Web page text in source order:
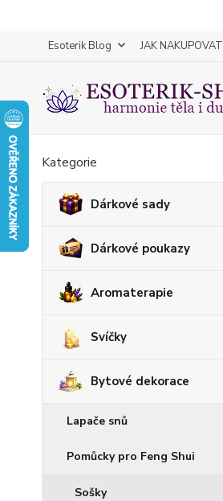
Esoterik Blog JAK NAKUPOVAT
Kategorie
Dárkové sady
Dárkové poukazy
Aromaterapie
Svíčky
Bytové dekorace
Lapače snů
Pomůcky pro Feng Shui
Sošky